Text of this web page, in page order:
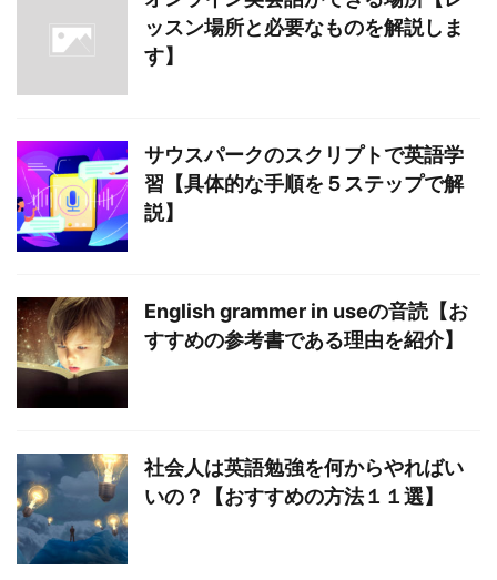
ッスン場所と必要なものを解説しま
す】
サウスパークのスクリプトで英語学
習【具体的な手順を５ステップで解
説】
English grammer in useの音読【お
すすめの参考書である理由を紹介】
社会人は英語勉強を何からやればい
いの？【おすすめの方法１１選】